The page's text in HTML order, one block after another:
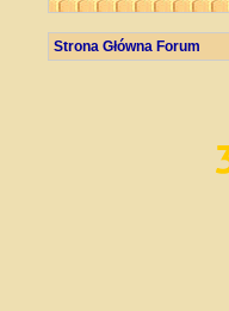
Strona Główna Forum